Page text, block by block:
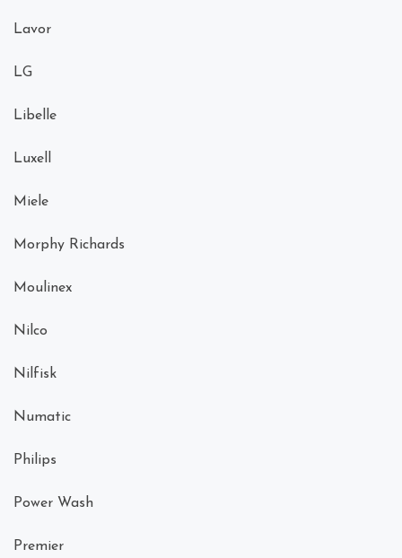
Lavor
LG
Libelle
Luxell
Miele
Morphy Richards
Moulinex
Nilco
Nilfisk
Numatic
Philips
Power Wash
Premier